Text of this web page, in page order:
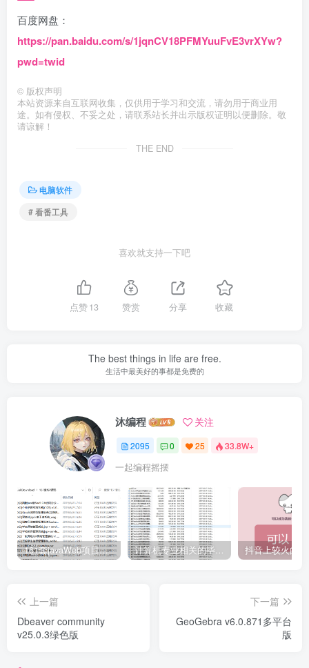
百度网盘：
https://pan.baidu.com/s/1jqnCV18PFMYuuFvE3vrXYw?
pwd=twid
© 版权声明
本站资源来自互联网收集，仅供用于学习和交流，请勿用于商业用
途。如有侵权、不妥之处，请联系站长并出示版权证明以便删除。敬
请谅解！
THE END
电脑软件
# 看番工具
喜欢就支持一下吧
点赞13 赞赏 分享 收藏
The best things in life are free.
生活中最美好的事都是免费的
沐编程 关注
2095 0 25 33.8W+
一起编程摇摆
161套javaWeb项目源码免费分享 计算机专业相关的毕业设计论文合集免费下载
上一篇
Dbeaver community
v25.0.3绿色版
下一篇
GeoGebra v6.0.871多平台
版